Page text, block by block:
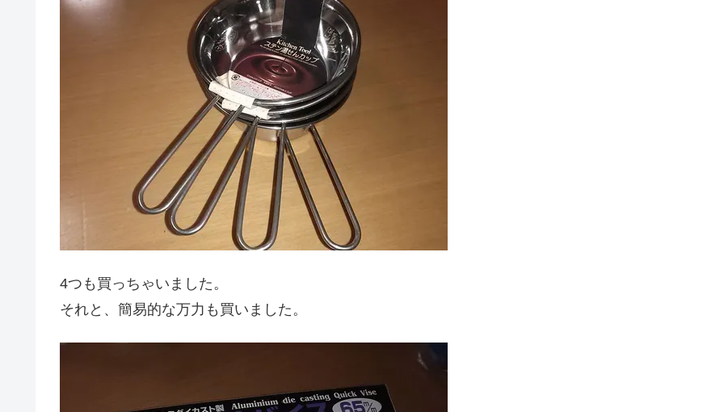
4つも買っちゃいました。
それと、簡易的な万力も買いました。